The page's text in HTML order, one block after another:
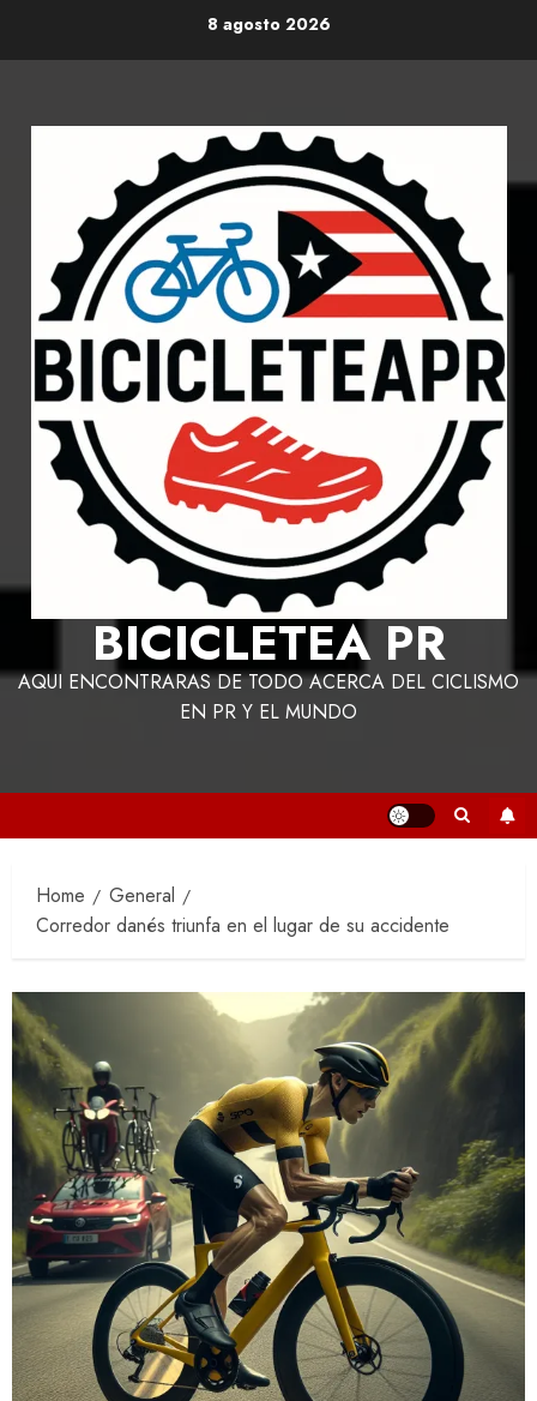
8 agosto 2026
BICICLETEA PR
AQUI ENCONTRARAS DE TODO ACERCA DEL CICLISMO
EN PR Y EL MUNDO
Home
General
Corredor danés triunfa en el lugar de su accidente